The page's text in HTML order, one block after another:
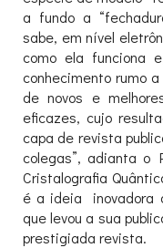
a fundo a
sabe, em nível
como ela funciona
conhecimento rumo
de novos e
eficazes, cujo
capa de revista
colegas”, adianta o
Cristalografia
é a ideia inovadora
que levou a sua
prestigiada revista.